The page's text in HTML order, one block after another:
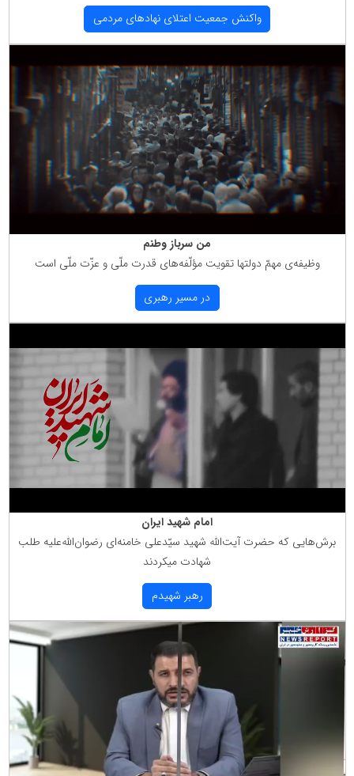
واكنش جمعیت اعتلای نهادهای مردمی
من سرباز وطنم
وظیفه‌ی مهمّ دولتها تقویت مؤلّفه‌های قدرت ملّی و عزّت ملّی است
در مسیر رهبری
امام شهید ایران
برش‌هایی كه حضرت آیت‌الله شهید سیّدعلی خامنه‌ای رضوان‌الله‌علیه طلب
شهادت میكردند
رهبر شهیدم